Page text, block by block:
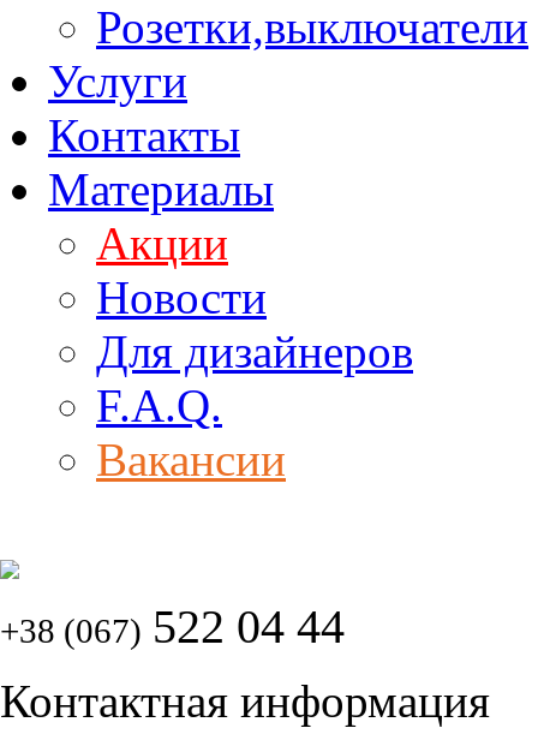
Розетки,выключатели
Услуги
Контакты
Материалы
Акции
Новости
Для дизайнеров
F.A.Q.
Вакансии
+38 (067) 522 04 44
Контактная информация